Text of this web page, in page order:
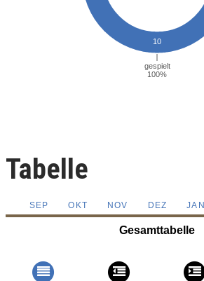
Tabelle
SEP OKT NOV DEZ JAN
Gesamttabelle